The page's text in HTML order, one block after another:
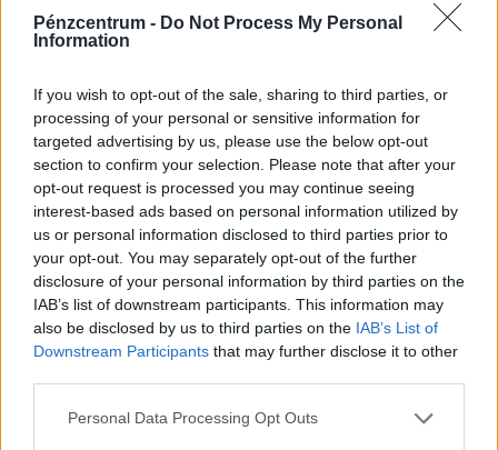
Pénzcentrum - Do Not Process My Personal
Information
If you wish to opt-out of the sale, sharing to third parties, or
processing of your personal or sensitive information for
targeted advertising by us, please use the below opt-out
section to confirm your selection. Please note that after your
opt-out request is processed you may continue seeing
interest-based ads based on personal information utilized by
us or personal information disclosed to third parties prior to
your opt-out. You may separately opt-out of the further
disclosure of your personal information by third parties on the
IAB’s list of downstream participants. This information may
also be disclosed by us to third parties on the IAB’s List of
Downstream Participants that may further disclose it to other
Personal Data Processing Opt Outs
Ezeket a boltokat rohamozták meg a
magyarok: kiderült, hova hordjuk a legtöbb
pénzt
A kiskereskedelmi forgalom az előző év azonos időszakit
3,0%-kal haladta meg, az előző hónaphoz képest 0,4%-
kal mérséklődött